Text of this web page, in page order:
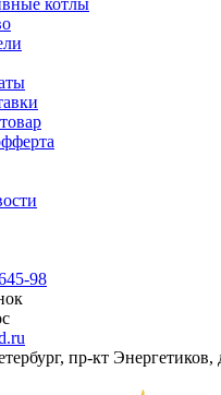
котлы
98
пр-кт Энергетиков,